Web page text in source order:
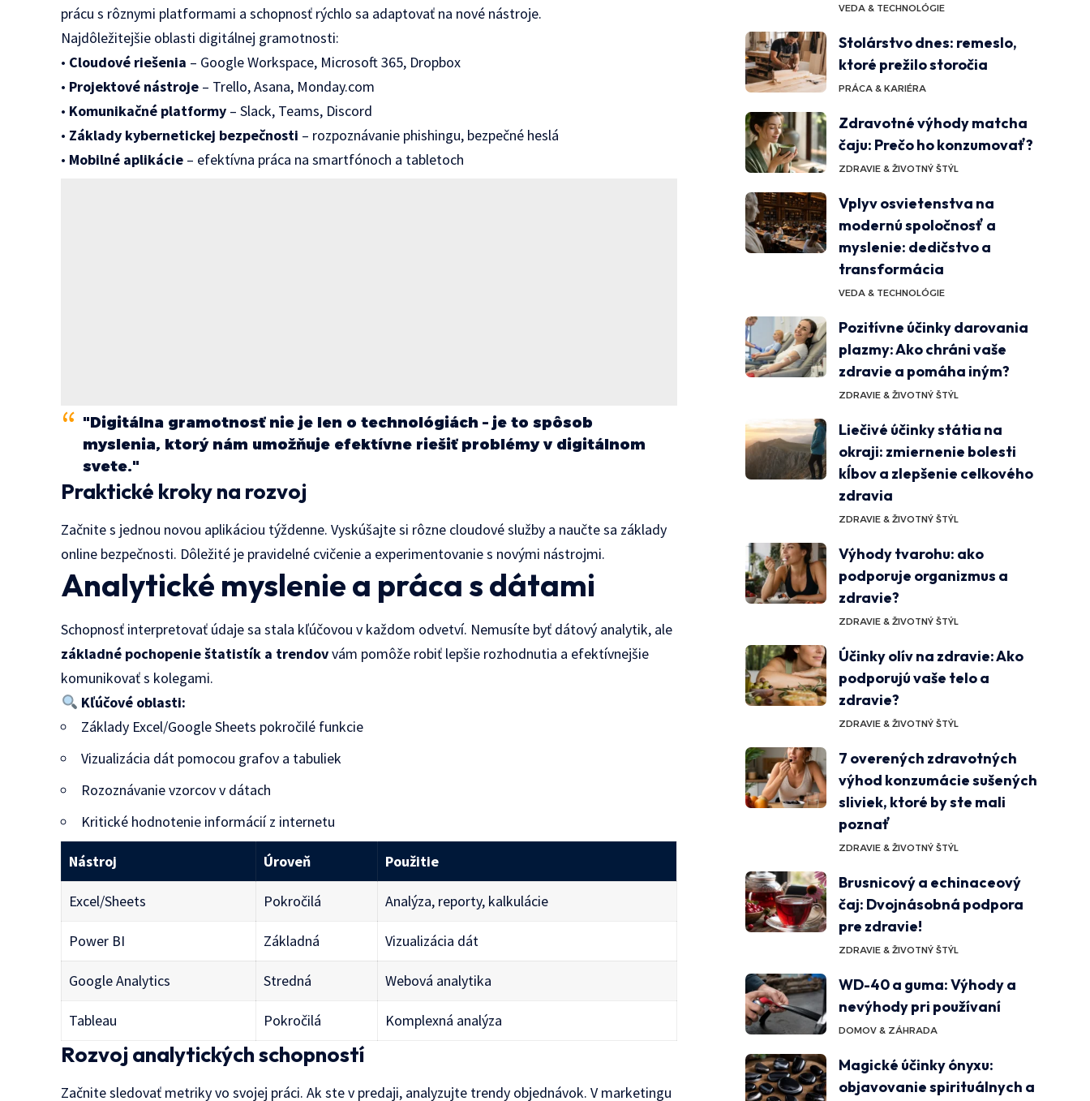
prácu s rôznymi platformami a schopnosť rýchlo sa adaptovať na nové nástroje.
Najdôležitejšie oblasti digitálnej gramotnosti:
• Cloudové riešenia – Google Workspace, Microsoft 365, Dropbox
• Projektové nástroje – Trello, Asana, Monday.com
• Komunikačné platformy – Slack, Teams, Discord
• Základy kybernetickej bezpečnosti – rozpoznávanie phishingu, bezpečné heslá
• Mobilné aplikácie – efektívna práca na smartfónoch a tabletoch
"Digitálna gramotnosť nie je len o technológiách – je to spôsob
myslenia, ktorý nám umožňuje efektívne riešiť problémy v digitálnom
svete."
Praktické kroky na rozvoj
Začnite s jednou novou aplikáciou týždenne. Vyskúšajte si rôzne cloudové služby a naučte sa základy
online bezpečnosti. Dôležité je pravidelné cvičenie a experimentovanie s novými nástrojmi.
Analytické myslenie a práca s dátami
Schopnosť interpretovať údaje sa stala kľúčovou v každom odvetví. Nemusíte byť dátový analytik, ale
základné pochopenie štatistík a trendovvám pomôže robiť lepšie rozhodnutia a efektívnejšie
komunikovať s kolegami.
Kľúčové oblasti:
Základy Excel/Google Sheets pokročilé funkcie
Vizualizácia dát pomocou grafov a tabuliek
Rozoznávanie vzorcov v dátach
Kritické hodnotenie informácií z internetu
Nástroj Úroveň Použitie
Excel/Sheets Pokročilá Analýza, reporty, kalkulácie
Power BI Základná Vizualizácia dát
Google Analytics Stredná Webová analytika
Tableau Pokročilá Komplexná analýza
Rozvoj analytických schopností
Začnite sledovať metriky vo svojej práci. Ak ste v predaji, analyzujte trendy objednávok. V marketingu
VEDA & TECHNOLÓGIE
Stolárstvo dnes: remeslo,
ktoré prežilo storočia
PRÁCA & KARIÉRA
Zdravotné výhody matcha
čaju: Prečo ho konzumovať?
ZDRAVIE & ŽIVOTNÝ ŠTÝL
Vplyv osvietenstva na
modernú spoločnosť a
myslenie: dedičstvo a
transformácia
VEDA & TECHNOLÓGIE
Pozitívne účinky darovania
plazmy: Ako chráni vaše
zdravie a pomáha iným?
ZDRAVIE & ŽIVOTNÝ ŠTÝL
Liečivé účinky státia na
okraji: zmiernenie bolesti
kĺbov a zlepšenie celkového
zdravia
ZDRAVIE & ŽIVOTNÝ ŠTÝL
Výhody tvarohu: ako
podporuje organizmus a
zdravie?
ZDRAVIE & ŽIVOTNÝ ŠTÝL
Účinky olív na zdravie: Ako
podporujú vaše telo a
zdravie?
ZDRAVIE & ŽIVOTNÝ ŠTÝL
7 overených zdravotných
výhod konzumácie sušených
sliviek, ktoré by ste mali
poznať
ZDRAVIE & ŽIVOTNÝ ŠTÝL
Brusnicový a echinaceový
čaj: Dvojnásobná podpora
pre zdravie!
ZDRAVIE & ŽIVOTNÝ ŠTÝL
WD-40 a guma: Výhody a
nevýhody pri používaní
DOMOV & ZÁHRADA
Magické účinky ónyxu:
objavovanie spirituálnych a